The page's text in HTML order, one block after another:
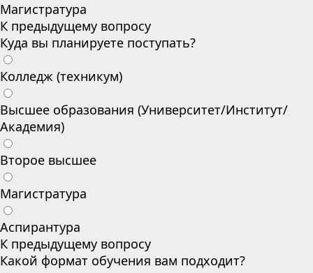
Магистратура
К предыдущему вопросу
Куда вы планируете поступать?
Колледж (техникум)
Высшее образования (Университет/Институт/
Академия)
Второе высшее
Магистратура
Аспирантура
К предыдущему вопросу
Какой формат обучения вам подходит?